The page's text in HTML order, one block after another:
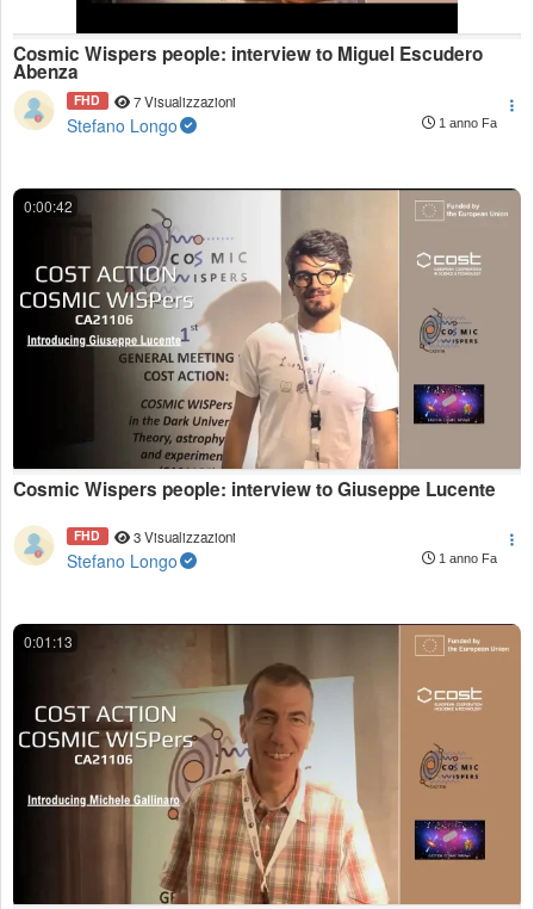
Cosmic Wispers people: interview to Miguel Escudero
Abenza
FHD 7 Visualizzazioni
Stefano Longo 1 anno Fa
0:00:42
Cosmic Wispers people: interview to Giuseppe Lucente
FHD 3 Visualizzazioni
Stefano Longo 1 anno Fa
0:01:13